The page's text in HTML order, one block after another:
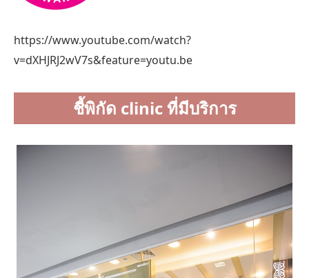
https://www.youtube.com/watch?
v=dXHJRJ2wV7s&feature=youtu.be
ชี้พิกัด clinic ที่มีบริการ